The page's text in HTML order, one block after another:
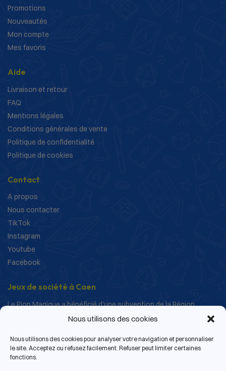
Nous utilisons des cookies
Nous utilisons des cookies pour analyser votre navigation et personnaliser
le site. Acceptez ou refusez facilement. Refuser peut limiter certaines
fonctions.
Promotions
Nouveautés
Mon compte
Mes favoris
Aide
Livraison et retour
FAQ
Mentions légales
Conditions générales de vente
Politique de confidentialité
Politique de cookies
Contact
A propos
Nous contacter
TikTok
Instagram
Youtube
Facebook
Jeux de société à Caen
Le Pion Magique a bénéficié d’une subvention de la Région
Normandie dans le cadre de ses actions de structuration et de